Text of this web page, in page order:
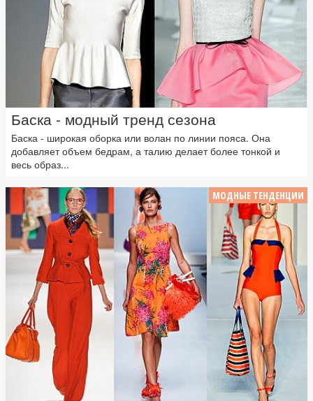
Баска - модный тренд сезона
Баска - широкая оборка или волан по линии пояса. Она
добавляет объем бедрам, а талию делает более тонкой и
весь образ...
МОДНЫЕ ТЕНДЕНЦИИ